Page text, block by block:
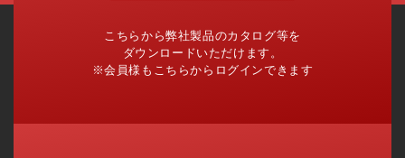
こちらから弊社製品のカタログ等を
ダウンロードいただけます。
※会員様もこちらからログインできます